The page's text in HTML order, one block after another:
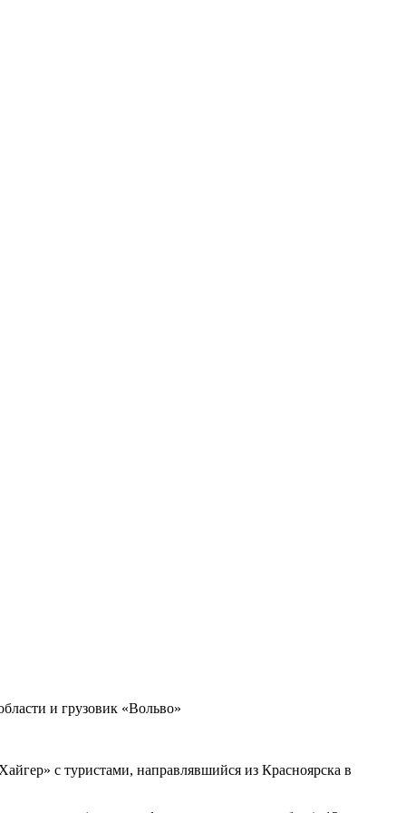
с туристами, направлявшийся из Красноярска в